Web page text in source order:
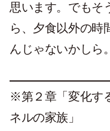
思います。でもそ
ら、夕食以外の時
んじゃないかしら。
※第２章「変化す
ネルの家族」